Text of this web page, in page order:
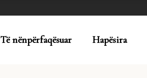
Të nënpërfaqësuar Hapësira